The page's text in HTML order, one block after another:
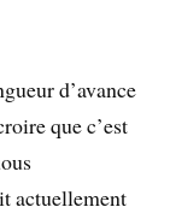
d’avance
que c’est
actuellement